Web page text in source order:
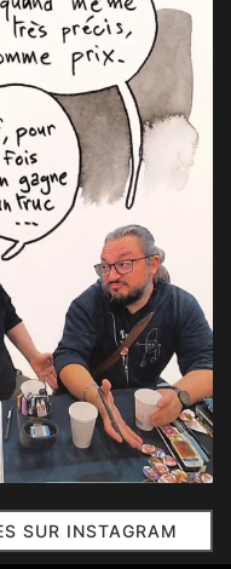
SUR INSTAGRAM